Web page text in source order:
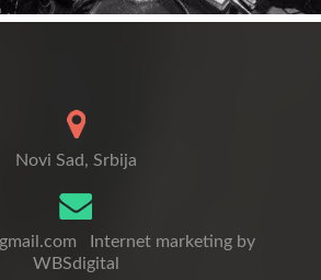
Novi Sad, Srbija
Internet marketing by
WBSdigital